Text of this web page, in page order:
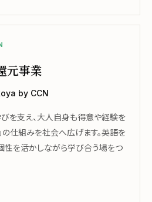
元事業
by CCN
を支え、大人自身も得意や経験を
の仕組みを社会へ広げます。英語を
性を活かしながら学び合う場をつ